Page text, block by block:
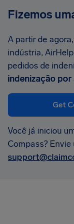
Fizemos
A partir de
indústria,
pedidos de
indenização por
Get
Você já iniciou
Compass?